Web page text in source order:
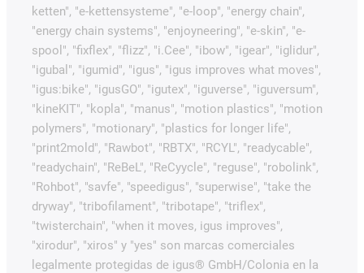
ketten", "e-kettensysteme", "e-loop", "energy chain",
"energy chain systems", "enjoyneering", "e-skin", "e-
spool", "fixflex", "flizz", "i.Cee", "ibow", "igear", "iglidur",
"igubal", "igumid", "igus", "igus improves what moves",
"igus:bike", "igusGO", "igutex", "iguverse", "iguversum",
"kineKIT", "kopla", "manus", "motion plastics", "motion
polymers", "motionary", "plastics for longer life",
"print2mold", "Rawbot", "RBTX", "RCYL", "readycable",
"readychain", "ReBeL", "ReCyycle", "reguse", "robolink",
"Rohbot", "savfe", "speedigus", "superwise", "take the
dryway", "tribofilament", "tribotape", "triflex",
"twisterchain", "when it moves, igus improves",
"xirodur", "xiros" y "yes" son marcas comerciales
legalmente protegidas de igus® GmbH/Colonia en la